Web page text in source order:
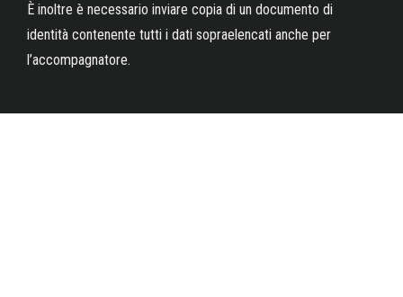
È inoltre è necessario inviare copia di un documento di
identità contenente tutti i dati sopraelencati anche per
l’accompagnatore.